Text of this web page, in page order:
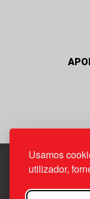
Usamos
utilizador,